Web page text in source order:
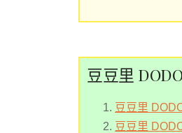
豆豆里
豆豆里
豆豆里